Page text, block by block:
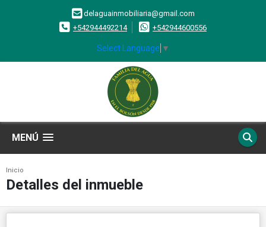
delaguainmobiliaria@gmail.com
+542944492214
+542944600556
Select Language ▼
MENÚ
Inicio
Detalles del inmueble